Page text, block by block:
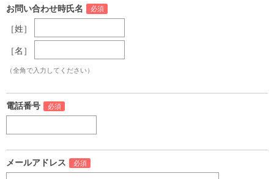
お問い合わせ時氏名
［姓］
［名］
（全角で入力してください）
電話番号
メールアドレス